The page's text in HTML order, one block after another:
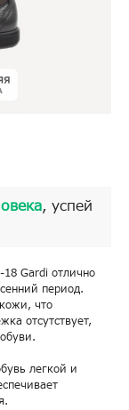
, успей
Gardi отлично
период.
что
отсутствует,
легкой и